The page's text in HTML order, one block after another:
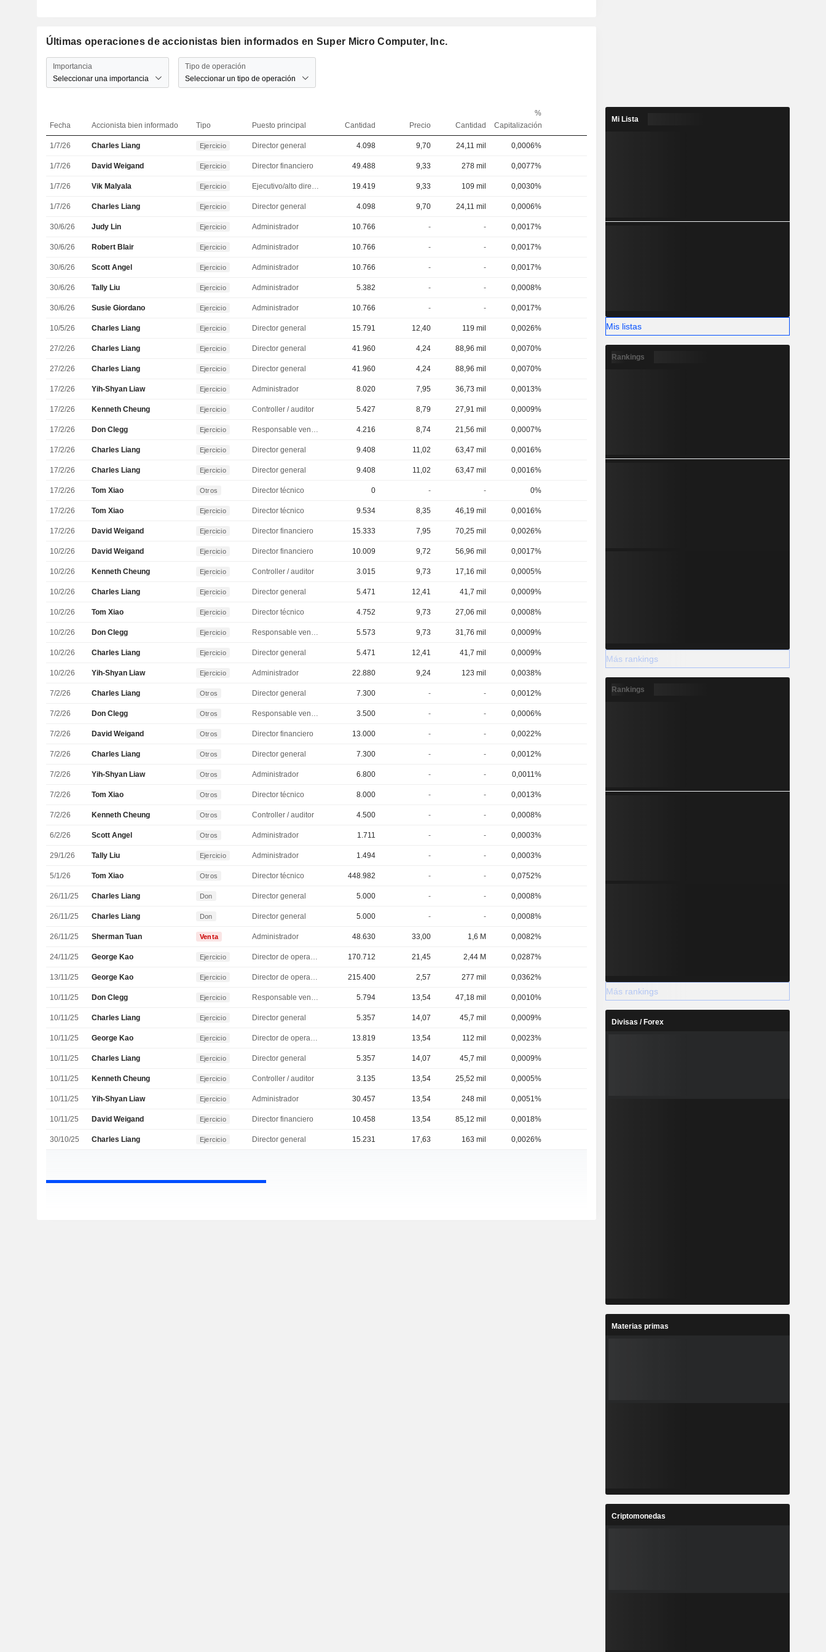
Últimas operaciones de accionistas bien informados en Super Micro Computer, Inc.
Importancia
Seleccionar una importancia
Tipo de operación
Seleccionar un tipo de operación
Fecha Accionista bien informado Tipo Puesto principal Cantidad Precio Cantidad
%
Capitalización
1/7/26 Charles Liang Ejercicio Director general 4.098 9,70 24,11 mil 0,0006%
1/7/26 David Weigand Ejercicio Director financiero 49.488 9,33 278 mil 0,0077%
1/7/26 Vik Malyala Ejercicio Ejecutivo/alto directivo 19.419 9,33 109 mil 0,0030%
1/7/26 Charles Liang Ejercicio Director general 4.098 9,70 24,11 mil 0,0006%
30/6/26 Judy Lin Ejercicio Administrador 10.766 - - 0,0017%
30/6/26 Robert Blair Ejercicio Administrador 10.766 - - 0,0017%
30/6/26 Scott Angel Ejercicio Administrador 10.766 - - 0,0017%
30/6/26 Tally Liu Ejercicio Administrador 5.382 - - 0,0008%
30/6/26 Susie Giordano Ejercicio Administrador 10.766 - - 0,0017%
10/5/26 Charles Liang Ejercicio Director general 15.791 12,40 119 mil 0,0026%
27/2/26 Charles Liang Ejercicio Director general 41.960 4,24 88,96 mil 0,0070%
27/2/26 Charles Liang Ejercicio Director general 41.960 4,24 88,96 mil 0,0070%
17/2/26 Yih-Shyan Liaw Ejercicio Administrador 8.020 7,95 36,73 mil 0,0013%
17/2/26 Kenneth Cheung Ejercicio Controller / auditor 5.427 8,79 27,91 mil 0,0009%
17/2/26 Don Clegg Ejercicio Responsable ventes & marketing 4.216 8,74 21,56 mil 0,0007%
17/2/26 Charles Liang Ejercicio Director general 9.408 11,02 63,47 mil 0,0016%
17/2/26 Charles Liang Ejercicio Director general 9.408 11,02 63,47 mil 0,0016%
17/2/26 Tom Xiao Otros Director técnico 0 - - 0%
17/2/26 Tom Xiao Ejercicio Director técnico 9.534 8,35 46,19 mil 0,0016%
17/2/26 David Weigand Ejercicio Director financiero 15.333 7,95 70,25 mil 0,0026%
10/2/26 David Weigand Ejercicio Director financiero 10.009 9,72 56,96 mil 0,0017%
10/2/26 Kenneth Cheung Ejercicio Controller / auditor 3.015 9,73 17,16 mil 0,0005%
10/2/26 Charles Liang Ejercicio Director general 5.471 12,41 41,7 mil 0,0009%
10/2/26 Tom Xiao Ejercicio Director técnico 4.752 9,73 27,06 mil 0,0008%
10/2/26 Don Clegg Ejercicio Responsable ventes & marketing 5.573 9,73 31,76 mil 0,0009%
10/2/26 Charles Liang Ejercicio Director general 5.471 12,41 41,7 mil 0,0009%
10/2/26 Yih-Shyan Liaw Ejercicio Administrador 22.880 9,24 123 mil 0,0038%
7/2/26 Charles Liang Otros Director general 7.300 - - 0,0012%
7/2/26 Don Clegg Otros Responsable ventes & marketing 3.500 - - 0,0006%
7/2/26 David Weigand Otros Director financiero 13.000 - - 0,0022%
7/2/26 Charles Liang Otros Director general 7.300 - - 0,0012%
7/2/26 Yih-Shyan Liaw Otros Administrador 6.800 - - 0,0011%
7/2/26 Tom Xiao Otros Director técnico 8.000 - - 0,0013%
7/2/26 Kenneth Cheung Otros Controller / auditor 4.500 - - 0,0008%
6/2/26 Scott Angel Otros Administrador 1.711 - - 0,0003%
29/1/26 Tally Liu Ejercicio Administrador 1.494 - - 0,0003%
5/1/26 Tom Xiao Otros Director técnico 448.982 - - 0,0752%
26/11/25 Charles Liang Don Director general 5.000 - - 0,0008%
26/11/25 Charles Liang Don Director general 5.000 - - 0,0008%
26/11/25 Sherman Tuan Venta Administrador 48.630 33,00 1,6 M 0,0082%
24/11/25 George Kao Ejercicio Director de operaciones 170.712 21,45 2,44 M 0,0287%
13/11/25 George Kao Ejercicio Director de operaciones 215.400 2,57 277 mil 0,0362%
10/11/25 Don Clegg Ejercicio Responsable ventes & marketing 5.794 13,54 47,18 mil 0,0010%
10/11/25 Charles Liang Ejercicio Director general 5.357 14,07 45,7 mil 0,0009%
10/11/25 George Kao Ejercicio Director de operaciones 13.819 13,54 112 mil 0,0023%
10/11/25 Charles Liang Ejercicio Director general 5.357 14,07 45,7 mil 0,0009%
10/11/25 Kenneth Cheung Ejercicio Controller / auditor 3.135 13,54 25,52 mil 0,0005%
10/11/25 Yih-Shyan Liaw Ejercicio Administrador 30.457 13,54 248 mil 0,0051%
10/11/25 David Weigand Ejercicio Director financiero 10.458 13,54 85,12 mil 0,0018%
30/10/25 Charles Liang Ejercicio Director general 15.231 17,63 163 mil 0,0026%
Mi Lista
Mis listas
Rankings
Más rankings
Rankings
Más rankings
Divisas / Forex
Materias primas
Criptomonedas